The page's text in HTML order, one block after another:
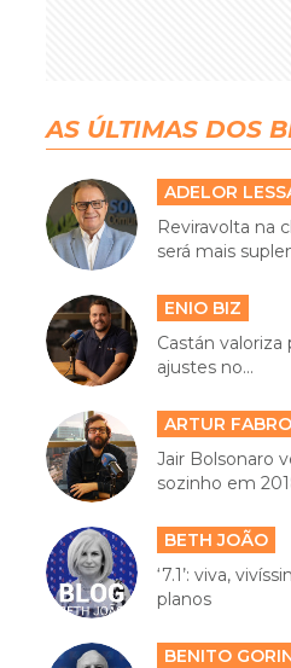
AS ÚLTIMAS DOS
ADELOR
Reviravolta na
será mais
ENIO BIZ
Castán valoriza
ajustes no...
ARTUR FABRO
Jair Bolsonaro
sozinho em
BETH JOÃO
‘7.1’: viva,
planos
BENITO